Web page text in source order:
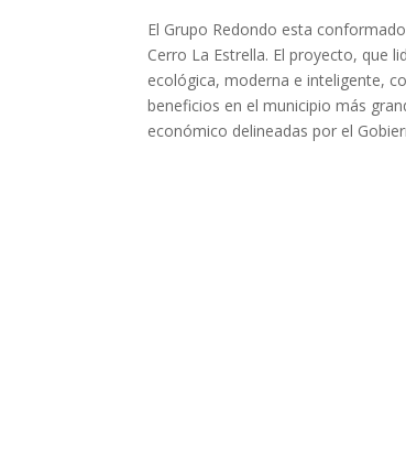
El Grupo Redondo esta
Cerro La Estrella. El proyecto, que
ecológica, moderna e inteligente,
beneficios en el municipio más
económico delineadas por el